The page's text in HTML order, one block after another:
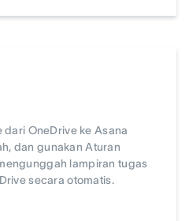
dari OneDrive ke Asana
dan gunakan Aturan
lampiran tugas
secara otomatis.